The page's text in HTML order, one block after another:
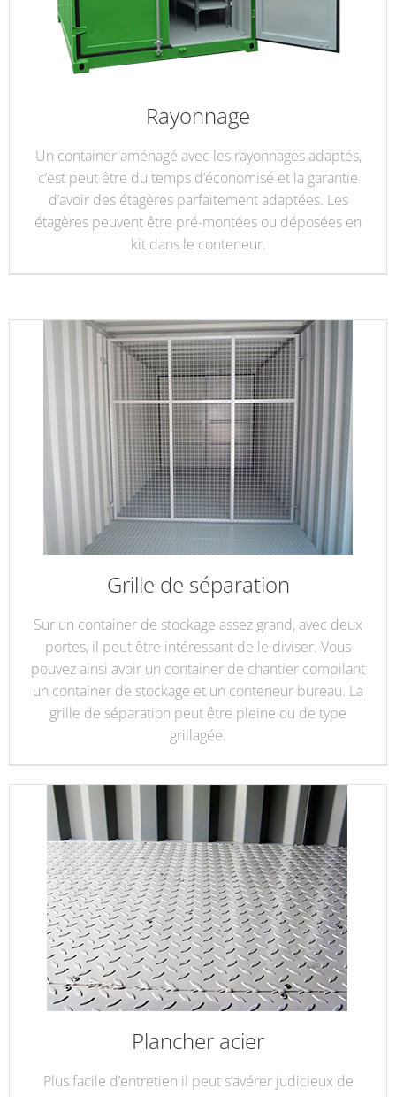
Rayonnage
Un container aménagé avec les rayonnages adaptés,
c’est peut être du temps d’économisé et la garantie
d’avoir des étagères parfaitement adaptées. Les
étagères peuvent être pré-montées ou déposées en
kit dans le conteneur.
Grille de séparation
Sur un container de stockage assez grand, avec deux
portes, il peut être intéressant de le diviser. Vous
pouvez ainsi avoir un container de chantier compilant
un container de stockage et un conteneur bureau. La
grille de séparation peut être pleine ou de type
grillagée.
Plancher acier
Plus facile d’entretien il peut s’avérer judicieux de